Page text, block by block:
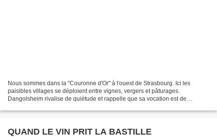
Nous sommes dans la "Couronne d'Or" à l'ouest de Strasbourg. Ici les
paisibles villages se déploient entre vignes, vergers et pâturages.
Dangolsheim rivalise de quiétude et rappelle que sa vocation est de
QUAND LE VIN PRIT LA BASTILLE